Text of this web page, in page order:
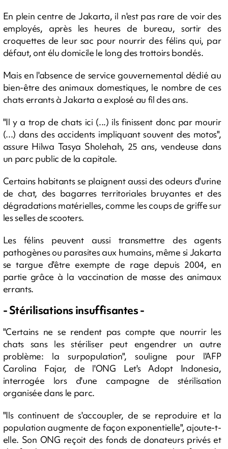
En plein centre de Jakarta, il n'est pas rare de voir des
employés, après les heures de bureau, sortir des
croquettes de leur sac pour nourrir des félins qui, par
défaut, ont élu domicile le long des trottoirs bondés.
Mais en l'absence de service gouvernemental dédié au
bien-être des animaux domestiques, le nombre de ces
chats errants à Jakarta a explosé au fil des ans.
"Il y a trop de chats ici (...) ils finissent donc par mourir
(...) dans des accidents impliquant souvent des motos",
assure Hilwa Tasya Sholehah, 25 ans, vendeuse dans
un parc public de la capitale.
Certains habitants se plaignent aussi des odeurs d'urine
de chat, des bagarres territoriales bruyantes et des
dégradations matérielles, comme les coups de griffe sur
les selles de scooters.
Les félins peuvent aussi transmettre des agents
pathogènes ou parasites aux humains, même si Jakarta
se targue d'être exempte de rage depuis 2004, en
partie grâce à la vaccination de masse des animaux
errants.
- Stérilisations insuffisantes -
"Certains ne se rendent pas compte que nourrir les
chats sans les stériliser peut engendrer un autre
problème: la surpopulation", souligne pour l'AFP
Carolina Fajar, de l'ONG Let's Adopt Indonesia,
interrogée lors d'une campagne de stérilisation
organisée dans le parc.
"Ils continuent de s'accoupler, de se reproduire et la
population augmente de façon exponentielle", ajoute-t-
elle. Son ONG reçoit des fonds de donateurs privés et